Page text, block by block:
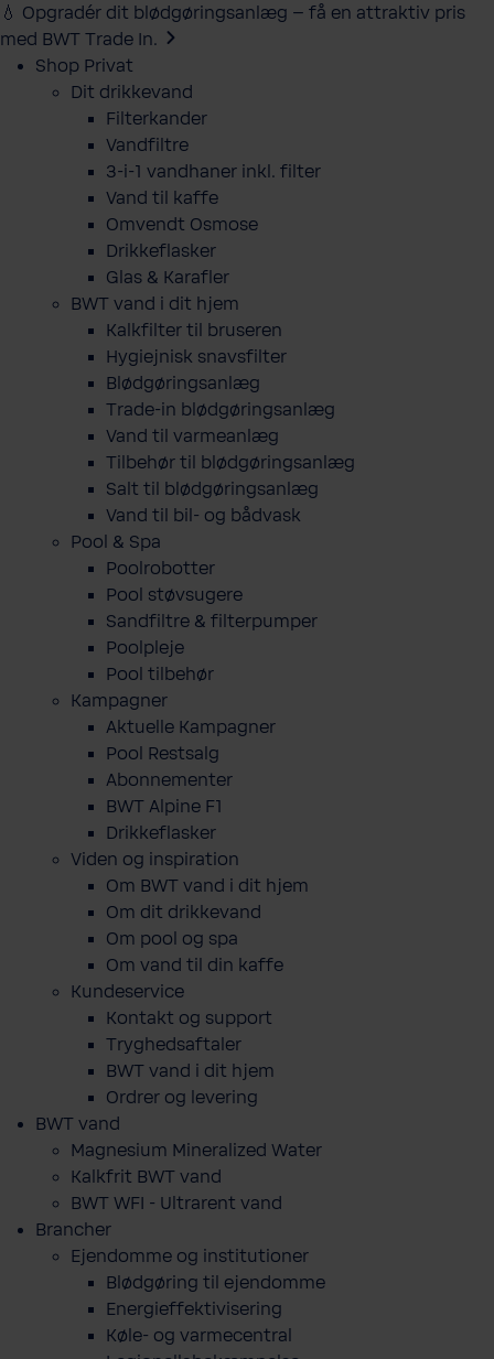
💧 Opgradér dit blødgøringsanlæg – få en attraktiv pris
med BWT Trade In.
Shop Privat
Dit drikkevand
Filterkander
Vandfiltre
3-i-1 vandhaner inkl. filter
Vand til kaffe
Omvendt Osmose
Drikkeflasker
Glas & Karafler
BWT vand i dit hjem
Kalkfilter til bruseren
Hygiejnisk snavsfilter
Blødgøringsanlæg
Trade-in blødgøringsanlæg
Vand til varmeanlæg
Tilbehør til blødgøringsanlæg
Salt til blødgøringsanlæg
Vand til bil- og bådvask
Pool & Spa
Poolrobotter
Pool støvsugere
Sandfiltre & filterpumper
Poolpleje
Pool tilbehør
Kampagner
Aktuelle Kampagner
Pool Restsalg
Abonnementer
BWT Alpine F1
Drikkeflasker
Viden og inspiration
Om BWT vand i dit hjem
Om dit drikkevand
Om pool og spa
Om vand til din kaffe
Kundeservice
Kontakt og support
Tryghedsaftaler
BWT vand i dit hjem
Ordrer og levering
BWT vand
Magnesium Mineralized Water
Kalkfrit BWT vand
BWT WFI - Ultrarent vand
Brancher
Ejendomme og institutioner
Blødgøring til ejendomme
Energieffektivisering
Køle- og varmecentral